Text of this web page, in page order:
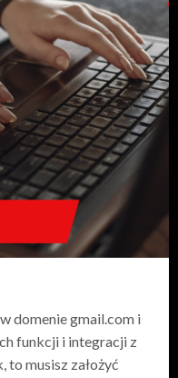
domenie gmail.com i
funkcji i integracji z
to musisz założyć